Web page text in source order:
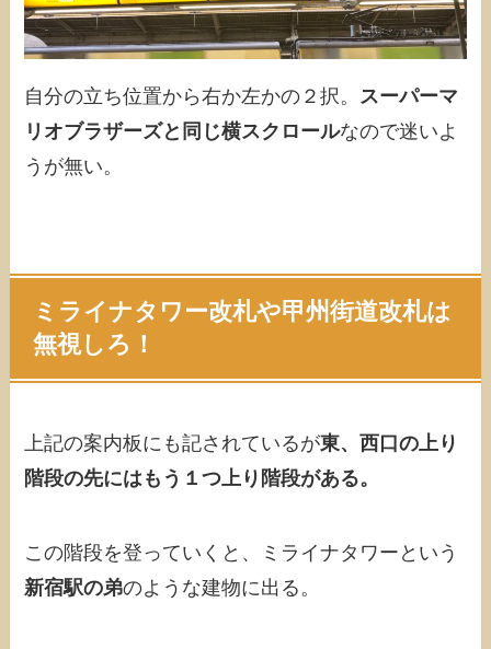
自分の立ち位置から右か左かの２択。 スーパーマ
リオブラザーズと同じ横スクロールなので迷いよ
うが無い。
ミライナタワー改札や甲州街道改札は
無視しろ！
上記の案内板にも記されているが東、西口の上り
階段の先にはもう１つ上り階段がある。
この階段を登っていくと、ミライナタワーという
新宿駅の弟のような建物に出る。